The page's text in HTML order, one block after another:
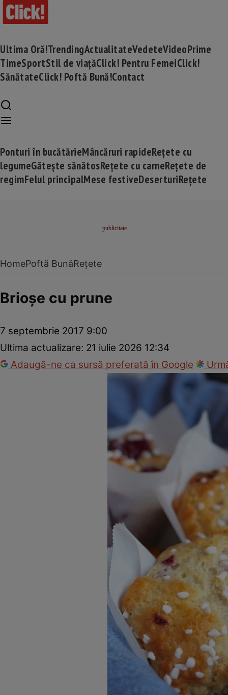
Ultima Oră!TrendingActualitateVedeteVideoPrime
TimeSportStil de viațăClick! Pentru FemeiClick!
SănătateClick! Poftă Bună!Contact
Ponturi în bucătărieMâncăruri rapideRețete cu
legumeGătește sănătosRețete cu carneRețete de
regimFelul principalMese festiveDeserturiRețete
HomePoftă BunăRețete
Brioşe cu prune
7 septembrie 2017 9:00
Ultima actualizare: 21 iulie 2026 12:34
Adaugă-ne ca sursă preferată în Google